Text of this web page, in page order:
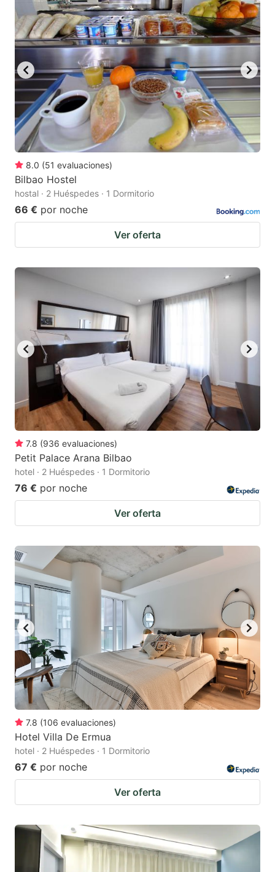
8.0 (51 evaluaciones)
Bilbao Hostel
hostal · 2 Huéspedes · 1 Dormitorio
66 € por noche
Ver oferta
7.8 (936 evaluaciones)
Petit Palace Arana Bilbao
hotel · 2 Huéspedes · 1 Dormitorio
76 € por noche
Ver oferta
7.8 (106 evaluaciones)
Hotel Villa De Ermua
hotel · 2 Huéspedes · 1 Dormitorio
67 € por noche
Ver oferta